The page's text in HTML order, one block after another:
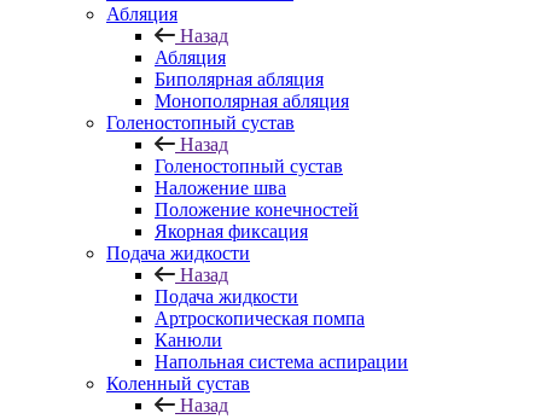
Абляция
Назад
Абляция
Биполярная абляция
Монополярная абляция
Голеностопный сустав
Назад
Голеностопный сустав
Наложение шва
Положение конечностей
Якорная фиксация
Подача жидкости
Назад
Подача жидкости
Артроскопическая помпа
Канюли
Напольная система аспирации
Коленный сустав
Назад